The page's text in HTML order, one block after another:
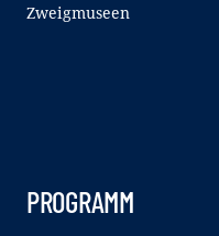
Zweigmuseen
PROGRAMM